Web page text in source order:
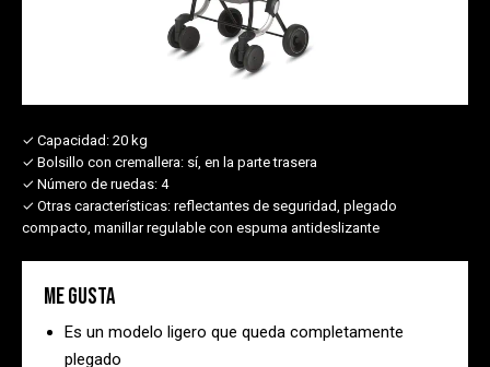
✓ Capacidad: 20 kg
✓ Bolsillo con cremallera: sí, en la parte trasera
✓ Número de ruedas: 4
✓ Otras características: reflectantes de seguridad, plegado
compacto, manillar regulable con espuma antideslizante
Me gusta
Es un modelo ligero que queda completamente
plegado